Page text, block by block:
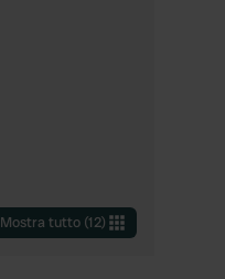
Mostra tutto (12)